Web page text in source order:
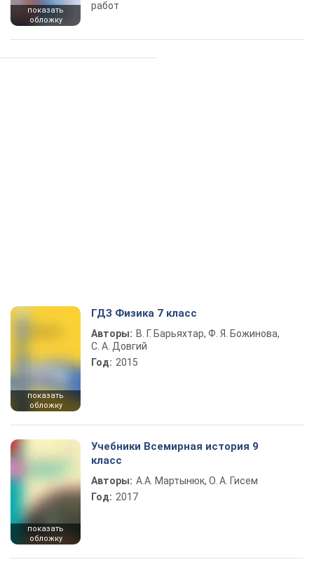
показать
обложку
работ
показать
обложку
ГДЗ Физика 7 класс
Авторы: В. Г. Барьяхтар, Ф. Я. Божинова,
С. А. Довгий
Год: 2015
показать
обложку
Учебники Всемирная история 9
класс
Авторы: А.А. Мартынюк, О. А. Гисем
Год: 2017